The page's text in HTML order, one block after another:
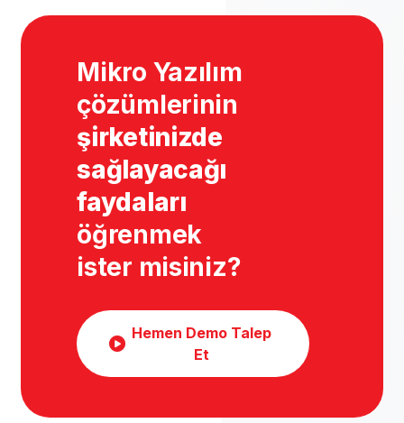
Mikro Yazılım
çözümlerinin
şirketinizde
sağlayacağı
faydaları
öğrenmek
ister misiniz?
Hemen Demo Talep
Et